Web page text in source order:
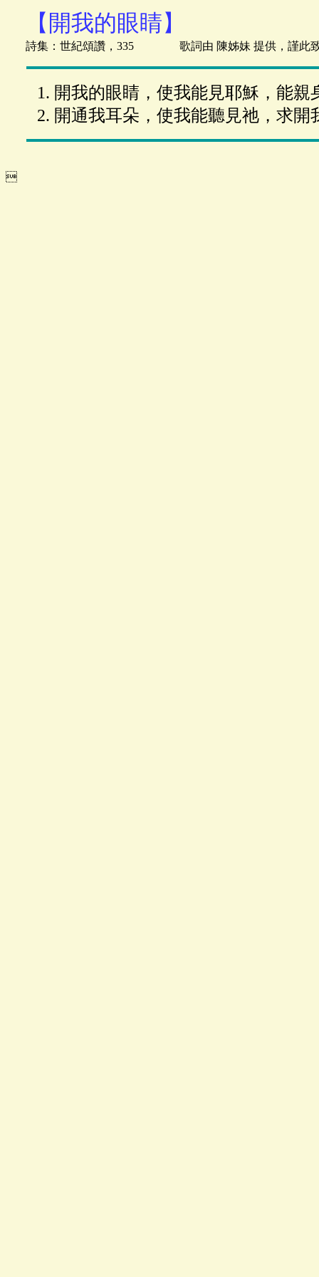
【開我的眼睛】
詩集：世紀頌讚，335 歌詞由 陳姊妹 提供，謹此
開我的眼睛，使我能見耶穌，能
開通我耳朵，使我能聽見祂，求
